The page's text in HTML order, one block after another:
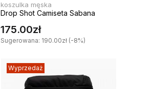
koszulka męska
Drop Shot Camiseta Sabana
175.00zł
Sugerowana: 190.00zł (-8%)
Wyprzedaż